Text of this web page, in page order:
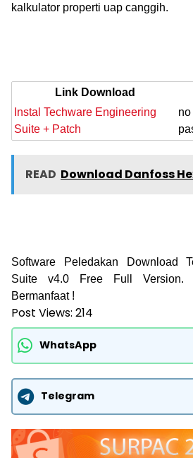
kalkulator properti uap canggih.
Link Download
Instal Techware Engineering
Suite + Patch
READ Download Danfoss
Software Peledakan Download
Suite v4.0 Free Full Version.
Bermanfaat !
Post Views: 214
WhatsApp
Telegram